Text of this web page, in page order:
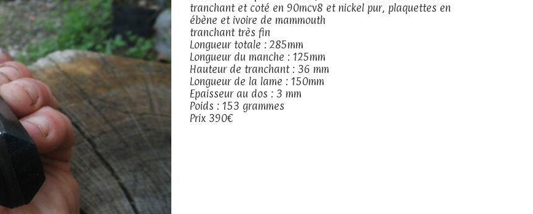
tranchant et coté en 90mcv8 et nickel pur, plaquettes en
ébène et ivoire de mammouth
tranchant très fin
Longueur totale : 285mm
Longueur du manche : 125mm
Hauteur de tranchant : 36 mm
Longueur de la lame : 150mm
Epaisseur au dos : 3 mm
Poids : 153 grammes
Prix 390€